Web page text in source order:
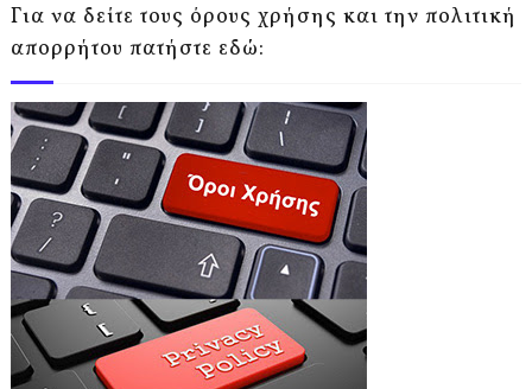
Για να δείτε τους όρους χρήσης και την πολιτική
απορρήτου πατήστε εδώ: